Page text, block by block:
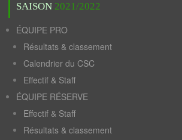
SAISON 2021/2022
ÉQUIPE PRO
Résultats & classement
Calendrier du CSC
Effectif & Staff
ÉQUIPE RÉSERVE
Effectif & Staff
Résultats & classement